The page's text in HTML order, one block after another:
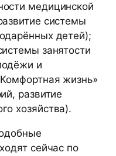
медицинской
системы
детей);
занятости
и
жизнь»
развитие
хозяйства).
сейчас по